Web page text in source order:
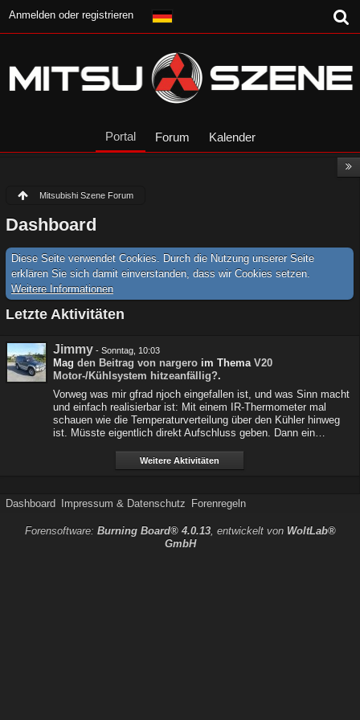
Anmelden oder registrieren
Portal Forum Kalender
Mitsubishi Szene Forum
Dashboard
Diese Seite verwendet Cookies. Durch die Nutzung unserer Seite
erklären Sie sich damit einverstanden, dass wir Cookies setzen.
Weitere Informationen
Letzte Aktivitäten
Jimmy - Sonntag, 10:03
Mag den Beitrag von nargero im Thema V20
Motor-/Kühlsystem hitzeanfällig?.
Vorweg was mir gfrad njoch eingefallen ist, und was Sinn macht
und einfach realisierbar ist: Mit einem IR-Thermometer mal
schauen wie die Temperaturverteilung über den Kühler hinweg
ist. Müsste eigentlich direkt Aufschluss geben. Dann ein…
Weitere Aktivitäten
Dashboard Impressum & Datenschutz Forenregeln
Forensoftware: Burning Board® 4.0.13, entwickelt von WoltLab®
GmbH